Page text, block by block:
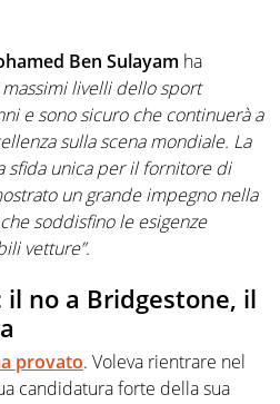
Ben Sulayam ha
massimi livelli dello sport
e sono sicuro che continuerà a
sulla scena mondiale. La
sfida unica per il fornitore di
un grande impegno nella
soddisfino le esigenze
vetture”.
il no a Bridgestone, il
provato. Voleva rientrare nel
candidatura forte della sua